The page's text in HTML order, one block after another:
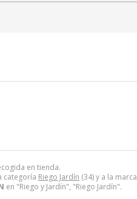
en tienda.
categoría Riego Jardín (34) y a la marca
en "Riego y Jardín", "Riego Jardín".